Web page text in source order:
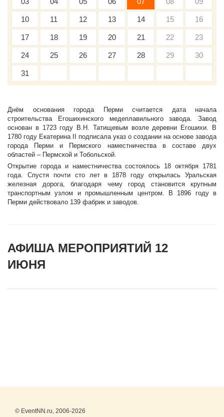
10 11 12 13 14 15 16
17 18 19 20 21 22 23
24 25 26 27 28 29 30
31
Днём основания города Перми считается дата начала
строительства Егошихинского медеплавильного завода. Завод
основан в 1723 году В.Н. Татищевым возле деревни Егошихи. В
1780 году Екатерина II подписала указ о создании на основе завода
города Перми и Пермского наместничества в составе двух
областей – Пермской и Тобольской.
Открытие города и наместничества состоялось 18 октября 1781
года. Спустя почти сто лет в 1878 году открылась Уральская
железная дорога, благодаря чему город становится крупным
транспортным узлом и промышленным центром. В 1896 году в
Перми действовало 139 фабрик и заводов.
АФИША МЕРОПРИЯТИЙ 12
ИЮНЯ
© EventNN.ru, 2006-2026